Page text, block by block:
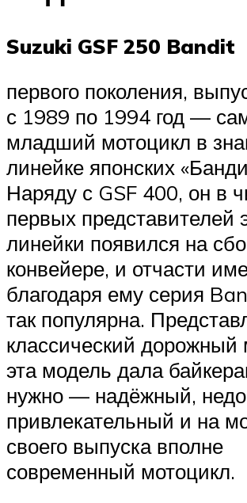
Suzuki GSF 250 Bandit
первого поколения,
с 1989 по 1994 год —
младший мотоцикл в
линейке японских
Наряду с GSF 400, он в
первых представителей
линейки появился на
конвейере, и отчасти
благодаря ему серия
так популярна.
классический дорожный
эта модель дала
нужно — надёжный,
привлекательный и на
своего выпуска вполне
современный мотоцикл.